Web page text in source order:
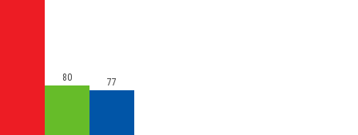
80 77